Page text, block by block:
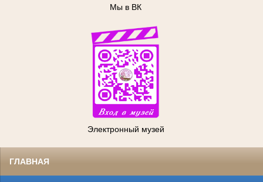
Мы в ВК
Электронный музей
ГЛАВНАЯ